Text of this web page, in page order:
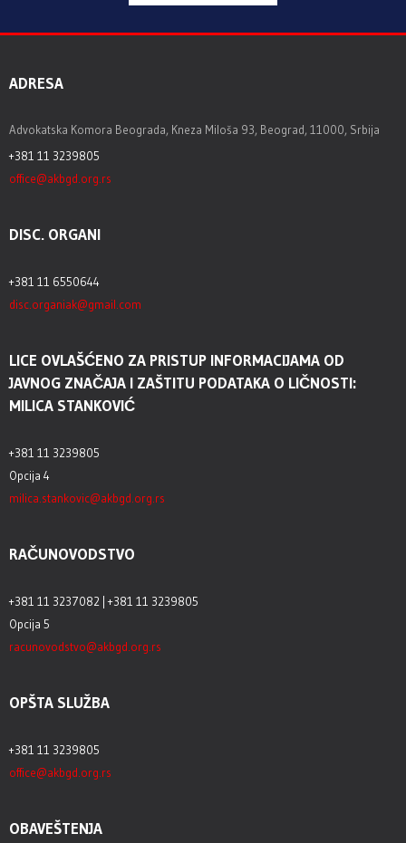
ADRESA
Advokatska Komora Beograda, Kneza Miloša 93, Beograd, 11000, Srbija
+381 11 3239805
office@akbgd.org.rs
DISC. ORGANI
+381 11 6550644
disc.organiak@gmail.com
LICE OVLAŠĆENO ZA PRISTUP INFORMACIJAMA OD
JAVNOG ZNAČAJA I ZAŠTITU PODATAKA O LIČNOSTI:
MILICA STANKOVIĆ
+381 11 3239805
Opcija 4
milica.stankovic@akbgd.org.rs
RAČUNOVODSTVO
+381 11 3237082 | +381 11 3239805
Opcija 5
racunovodstvo@akbgd.org.rs
OPŠTA SLUŽBA
+381 11 3239805
office@akbgd.org.rs
OBAVEŠTENJA